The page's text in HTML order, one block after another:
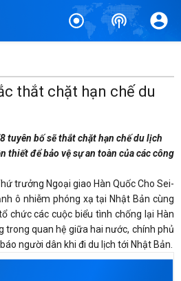
thắt chặt hạn chế du
tuyên bố sẽ thắt chặt hạn chế du lịch
thiết để bảo vệ sự an toàn của các công
trưởng Ngoại giao Hàn Quốc Cho Sei-
ô nhiễm phóng xạ tại Nhật Bản cùng
chức các cuộc biểu tình chống lại Hàn
trong quan hệ giữa hai nước, chính phủ
người dân khi đi du lịch tới Nhật Bản.